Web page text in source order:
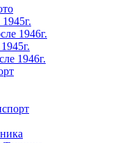
1946г.
1946г.